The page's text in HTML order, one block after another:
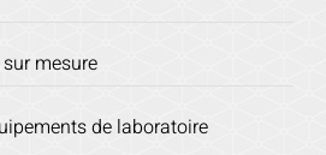
mesure
de laboratoire